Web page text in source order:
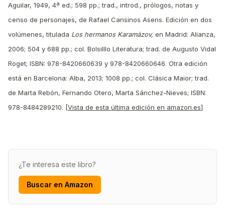
Aguilar, 1949, 4ª ed.; 598 pp.; trad., introd., prólogos, notas y
censo de personajes, de Rafael Cansinos Asens. Edición en dos
volúmenes, titulada Los hermanos Karamázov, en Madrid: Alianza,
2006; 504 y 688 pp.; col. Bolsilllo Literatura; trad. de Augusto Vidal
Roget; ISBN: 978-8420660639 y 978-8420660646. Otra edición
está en Barcelona: Alba, 2013; 1008 pp.; col. Clásica Maior; trad.
de Marta Rebón, Fernando Otero, Marta Sánchez-Nieves; ISBN:
978-8484289210. [Vista de esta última edición en amazon.es]
¿Te interesa este libro?
Buscar en Amazon